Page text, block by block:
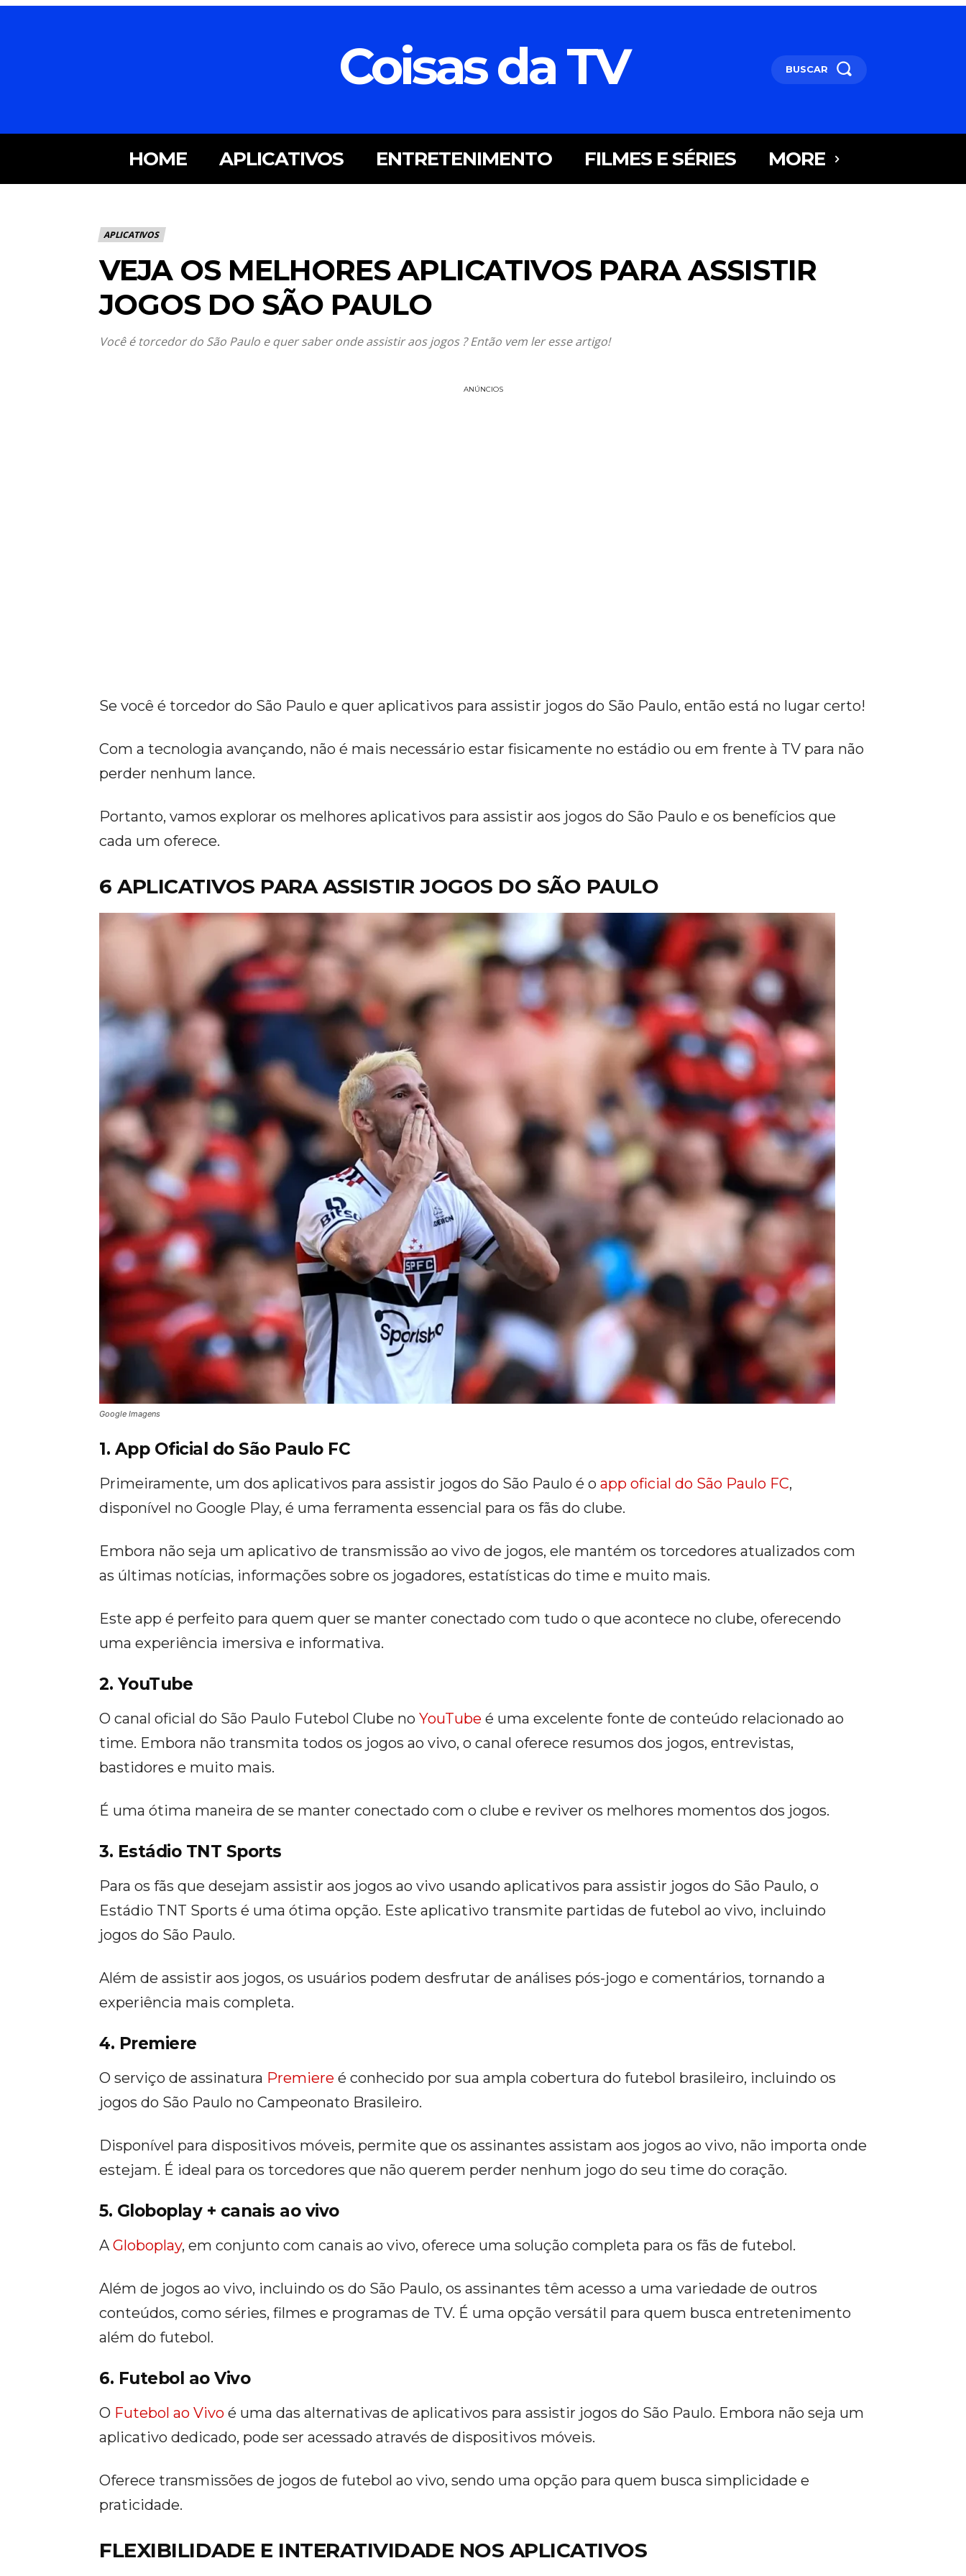
Coisas da TV BUSCAR
HOME APLICATIVOS ENTRETENIMENTO FILMES E SÉRIES MORE
APLICATIVOS
VEJA OS MELHORES APLICATIVOS PARA ASSISTIR
JOGOS DO SÃO PAULO
Você é torcedor do São Paulo e quer saber onde assistir aos jogos ? Então vem ler esse artigo!
ANÚNCIOS
Se você é torcedor do São Paulo e quer aplicativos para assistir jogos do São Paulo, então está no lugar certo!
Com a tecnologia avançando, não é mais necessário estar fisicamente no estádio ou em frente à TV para não
perder nenhum lance.
Portanto, vamos explorar os melhores aplicativos para assistir aos jogos do São Paulo e os benefícios que
cada um oferece.
6 APLICATIVOS PARA ASSISTIR JOGOS DO SÃO PAULO
Google Imagens
1. App Oficial do São Paulo FC
Primeiramente, um dos aplicativos para assistir jogos do São Paulo é o app oficial do São Paulo FC,
disponível no Google Play, é uma ferramenta essencial para os fãs do clube.
Embora não seja um aplicativo de transmissão ao vivo de jogos, ele mantém os torcedores atualizados com
as últimas notícias, informações sobre os jogadores, estatísticas do time e muito mais.
Este app é perfeito para quem quer se manter conectado com tudo o que acontece no clube, oferecendo
uma experiência imersiva e informativa.
2. YouTube
O canal oficial do São Paulo Futebol Clube no YouTube é uma excelente fonte de conteúdo relacionado ao
time. Embora não transmita todos os jogos ao vivo, o canal oferece resumos dos jogos, entrevistas,
bastidores e muito mais.
É uma ótima maneira de se manter conectado com o clube e reviver os melhores momentos dos jogos.
3. Estádio TNT Sports
Para os fãs que desejam assistir aos jogos ao vivo usando aplicativos para assistir jogos do São Paulo, o
Estádio TNT Sports é uma ótima opção. Este aplicativo transmite partidas de futebol ao vivo, incluindo
jogos do São Paulo.
Além de assistir aos jogos, os usuários podem desfrutar de análises pós-jogo e comentários, tornando a
experiência mais completa.
4. Premiere
O serviço de assinatura Premiere é conhecido por sua ampla cobertura do futebol brasileiro, incluindo os
jogos do São Paulo no Campeonato Brasileiro.
Disponível para dispositivos móveis, permite que os assinantes assistam aos jogos ao vivo, não importa onde
estejam. É ideal para os torcedores que não querem perder nenhum jogo do seu time do coração.
5. Globoplay + canais ao vivo
A Globoplay, em conjunto com canais ao vivo, oferece uma solução completa para os fãs de futebol.
Além de jogos ao vivo, incluindo os do São Paulo, os assinantes têm acesso a uma variedade de outros
conteúdos, como séries, filmes e programas de TV. É uma opção versátil para quem busca entretenimento
além do futebol.
6. Futebol ao Vivo
O Futebol ao Vivo é uma das alternativas de aplicativos para assistir jogos do São Paulo. Embora não seja um
aplicativo dedicado, pode ser acessado através de dispositivos móveis.
Oferece transmissões de jogos de futebol ao vivo, sendo uma opção para quem busca simplicidade e
praticidade.
FLEXIBILIDADE E INTERATIVIDADE NOS APLICATIVOS